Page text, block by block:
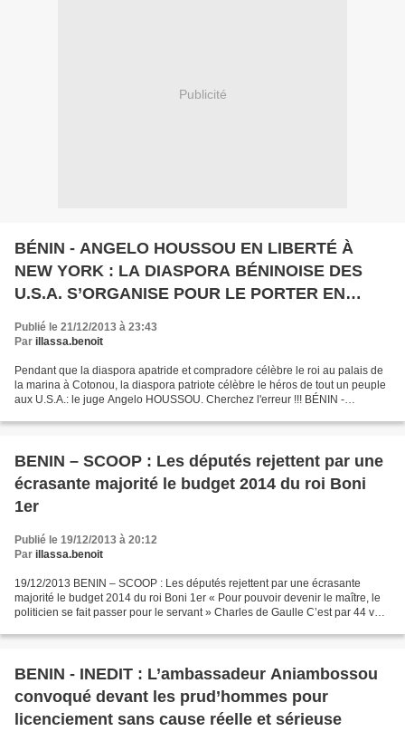
Publicité
BÉNIN - ANGELO HOUSSOU EN LIBERTÉ À
NEW YORK : LA DIASPORA BÉNINOISE DES
U.S.A. S’ORGANISE POUR LE PORTER EN
Publié le 21/12/2013 à 23:43
Par illassa.benoit
Pendant que la diaspora apatride et compradore célèbre le roi au palais de
la marina à Cotonou, la diaspora patriote célèbre le héros de tout un peuple
aux U.S.A.: le juge Angelo HOUSSOU. Cherchez l'erreur !!! BÉNIN -
BENIN – SCOOP : Les députés rejettent par une
écrasante majorité le budget 2014 du roi Boni
1er
Publié le 19/12/2013 à 20:12
Par illassa.benoit
19/12/2013 BENIN – SCOOP : Les députés rejettent par une écrasante
majorité le budget 2014 du roi Boni 1er « Pour pouvoir devenir le maître, le
politicien se fait passer pour le servant » Charles de Gaulle C’est par 44 voix
BENIN - INEDIT : L’ambassadeur Aniambossou
convoqué devant les prud’hommes pour
licenciement sans cause réelle et sérieuse